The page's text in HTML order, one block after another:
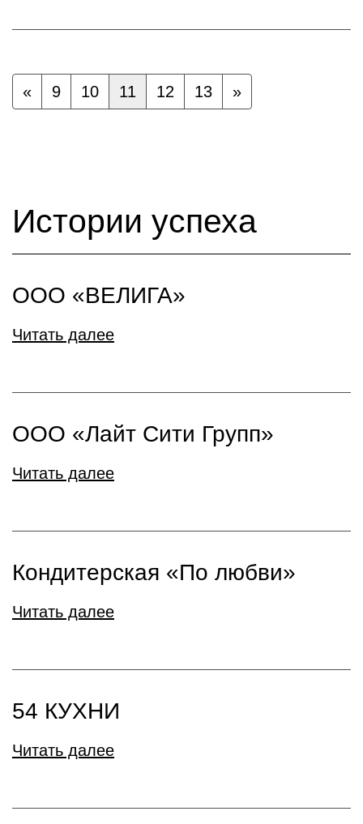
« 9 10 11 12 13 »
Истории успеха
ООО «ВЕЛИГА»
Читать далее
ООО «Лайт Сити Групп»
Читать далее
Кондитерская «По любви»
Читать далее
54 КУХНИ
Читать далее